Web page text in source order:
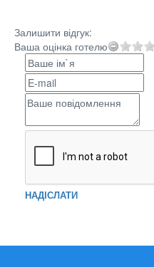
Залишити відгук:
Ваша оцінка готелю
НАДІСЛАТИ